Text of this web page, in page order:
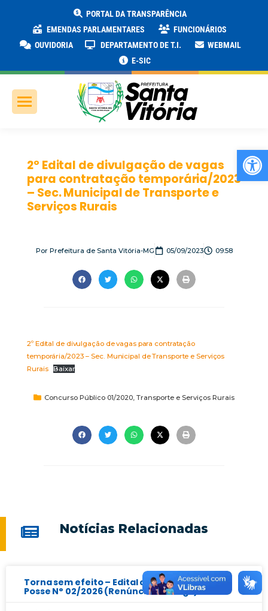
PORTAL DA TRANSPARÊNCIA
EMENDAS PARLAMENTARES
FUNCIONÁRIOS
OUVIDORIA
DEPARTAMENTO DE T.I.
WEBMAIL
E-SIC
2º Edital de divulgação de vagas
para contratação temporária/2023
– Sec. Municipal de Transporte e
Serviços Rurais
PorPrefeitura de Santa Vitória-MG 05/09/2023 09:58
2º Edital de divulgação de vagas para contratação
temporária/2023 – Sec. Municipal de Transporte e Serviços
Rurais
Baixar
Concurso Público 01/2020 Transporte e Serviços Rurais
Notícias Relacionadas
Torna sem efeito – Edital de Convocação e
Posse N° 02/2026 (Renúncia ao cargo)